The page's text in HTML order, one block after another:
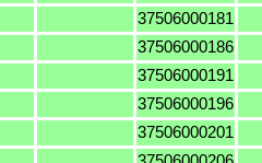
37506000181
37506000186
37506000191
37506000196
37506000201